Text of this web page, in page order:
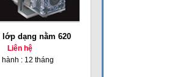
lớp dạng nằm 620
Liên hệ
hành : 12 tháng